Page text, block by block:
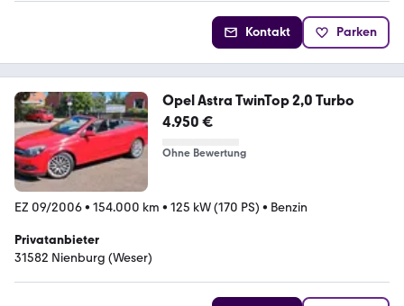
Kontakt Parken
Opel Astra TwinTop 2,0 Turbo
4.950 €
Ohne Bewertung
EZ 09/2006• 154.000 km • 125 kW (170 PS) • Benzin
Privatanbieter
31582 Nienburg (Weser)